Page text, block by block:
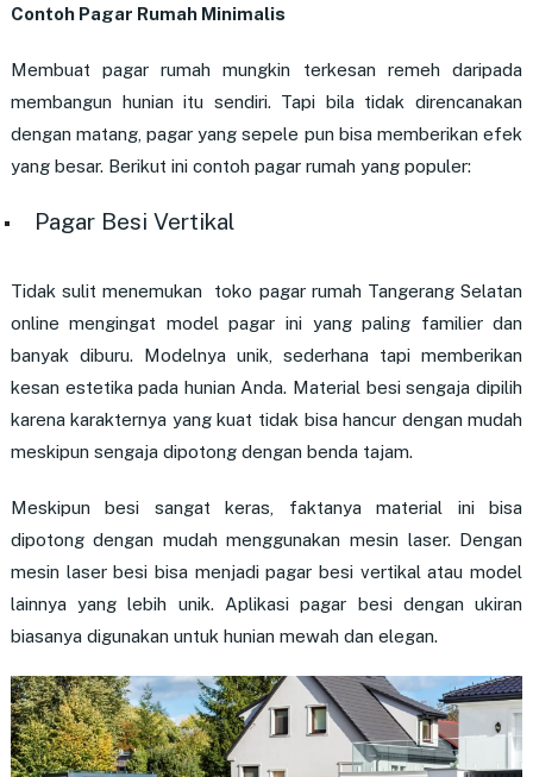
Contoh Pagar Rumah Minimalis
Membuat pagar rumah mungkin terkesan remeh daripada
membangun hunian itu sendiri. Tapi bila tidak direncanakan
dengan matang, pagar yang sepele pun bisa memberikan efek
yang besar. Berikut ini contoh pagar rumah yang populer:
Pagar Besi Vertikal
Tidak sulit menemukan toko pagar rumah Tangerang Selatan
onlinemengingat model pagar ini yang paling familier dan
banyak diburu. Modelnya unik, sederhana tapi memberikan
kesan estetika pada hunian Anda. Material besi sengaja dipilih
karena karakternya yang kuat tidak bisa hancur dengan mudah
meskipun sengaja dipotong dengan benda tajam.
Meskipun besi sangat keras, faktanya material ini bisa
dipotong dengan mudah menggunakan mesin laser. Dengan
mesin laser besi bisa menjadi pagar besi vertikal atau model
lainnya yang lebih unik. Aplikasi pagar besi dengan ukiran
biasanya digunakan untuk hunian mewah dan elegan.